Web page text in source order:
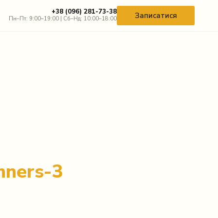
+38 (096) 281-73-38
Пн–Пт: 9:00–19:00 | Сб–Нд: 10:00–18:00 Записатися
3